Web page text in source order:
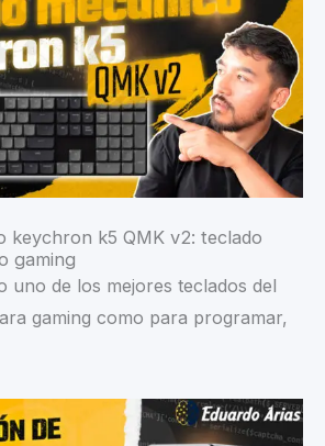
keychron k5 QMK v2: teclado
gaming
uno de los mejores teclados del
gaming como para programar,